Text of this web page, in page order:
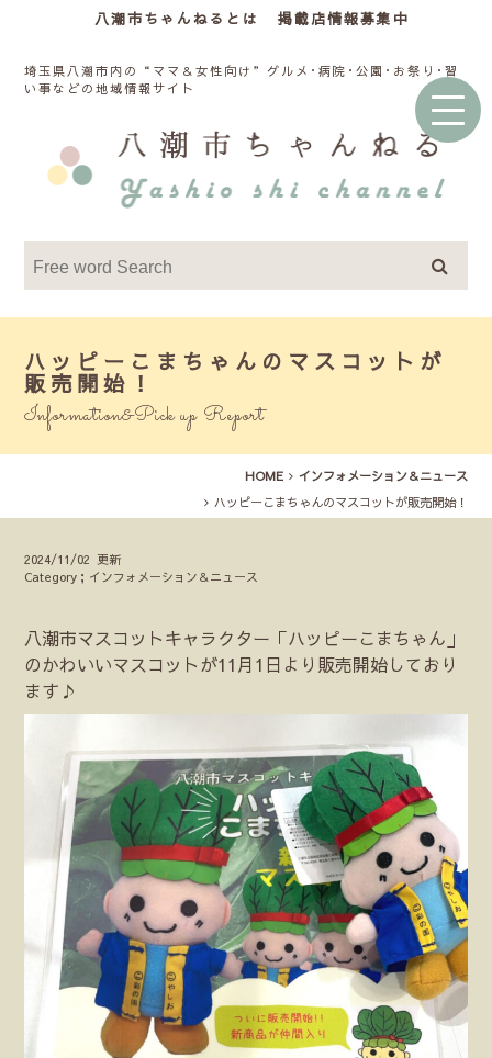
八潮市ちゃんねるとは 掲載店情報募集中
埼玉県八潮市内の“ママ＆女性向け”グルメ･病院･公園･お祭り･習
い事などの地域情報サイト
ハッピーこまちゃんのマスコットが
販売開始！
Information&Pick up Report
HOME
インフォメーション＆ニュース
ハッピーこまちゃんのマスコットが販売開始！
2024/11/02 更新
Category；インフォメーション＆ニュース
八潮市マスコットキャラクター「ハッピーこまちゃん」
のかわいいマスコットが11月1日より販売開始しており
ます♪